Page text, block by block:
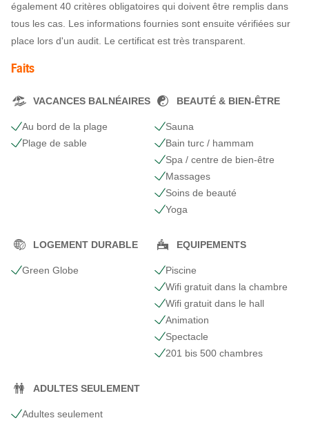
également 40 critères obligatoires qui doivent être remplis dans
tous les cas. Les informations fournies sont ensuite vérifiées sur
place lors d'un audit. Le certificat est très transparent.
Faits
VACANCES BALNÉAIRES
Au bord de la plage
Plage de sable
BEAUTÉ & BIEN-ÊTRE
Sauna
Bain turc / hammam
Spa / centre de bien-être
Massages
Soins de beauté
Yoga
LOGEMENT DURABLE
Green Globe
EQUIPEMENTS
Piscine
Wifi gratuit dans la chambre
Wifi gratuit dans le hall
Animation
Spectacle
201 bis 500 chambres
ADULTES SEULEMENT
Adultes seulement